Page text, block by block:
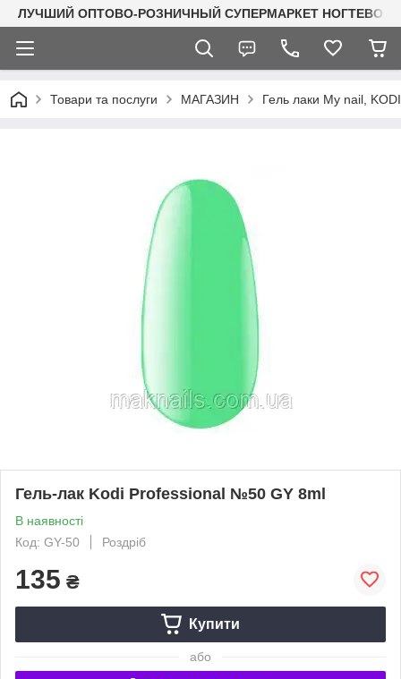
ЛУЧШИЙ ОПТОВО-РОЗНИЧНЫЙ СУПЕРМАРКЕТ
Товари та послуги МАГАЗИН Гель лаки My nail,
Гель-лак Kodi Professional №50 GY 8ml
В наявності
Код: GY-50
Роздріб
135 ₴
Купити
або